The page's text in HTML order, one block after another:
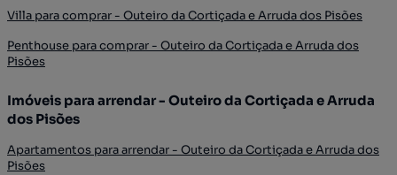
Villa para comprar - Outeiro da Cortiçada e Arruda dos Pisões
Penthouse para comprar - Outeiro da Cortiçada e Arruda dos
Pisões
Imóveis para arrendar - Outeiro da Cortiçada e Arruda
dos Pisões
Apartamentos para arrendar - Outeiro da Cortiçada e Arruda dos
Pisões